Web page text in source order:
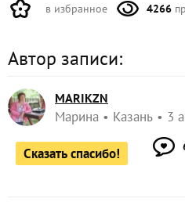
в избранное 4266
Автор записи:
MARIKZN
Марина Казань 3
Сказать спасибо!